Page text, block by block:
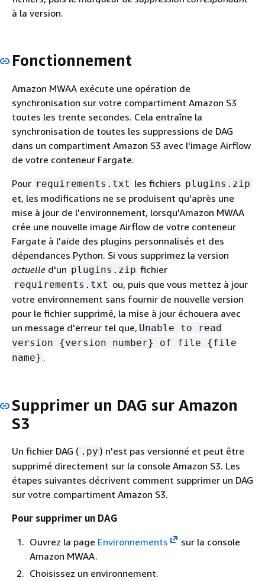
à la version.
Fonctionnement
Amazon MWAA exécute une opération de
synchronisation sur votre compartiment Amazon S3
toutes les trente secondes. Cela entraîne la
synchronisation de toutes les suppressions de DAG
dans un compartiment Amazon S3 avec l'image Airflow
de votre conteneur Fargate.
Pour requirements.txt les fichiers plugins.zip
et, les modifications ne se produisent qu'après une
mise à jour de l'environnement, lorsqu'Amazon MWAA
crée une nouvelle image Airflow de votre conteneur
Fargate à l'aide des plugins personnalisés et des
dépendances Python. Si vous supprimez la version
actuelle d'un plugins.zip fichier
requirements.txt ou, puis que vous mettez à jour
votre environnement sans fournir de nouvelle version
pour le fichier supprimé, la mise à jour échouera avec
un message d'erreur tel que, Unable to read
version {version number} of file {file
name} .
Supprimer un DAG sur Amazon
S3
Un fichier DAG ( .py ) n'est pas versionné et peut être
supprimé directement sur la console Amazon S3. Les
étapes suivantes décrivent comment supprimer un DAG
sur votre compartiment Amazon S3.
Pour supprimer un DAG
Ouvrez la page Environnements
sur la console
Amazon MWAA.
Choisissez un environnement.